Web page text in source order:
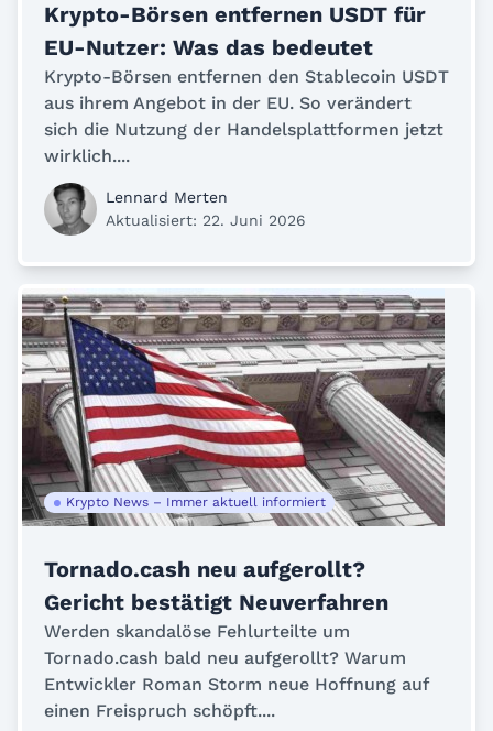
Krypto-Börsen entfernen USDT für
EU-Nutzer: Was das bedeutet
Krypto-Börsen entfernen den Stablecoin USDT
aus ihrem Angebot in der EU. So verändert
sich die Nutzung der Handelsplattformen jetzt
wirklich....
Lennard Merten
Aktualisiert: 22. Juni 2026
Krypto News – Immer aktuell informiert
Tornado.cash neu aufgerollt?
Gericht bestätigt Neuverfahren
Werden skandalöse Fehlurteilte um
Tornado.cash bald neu aufgerollt? Warum
Entwickler Roman Storm neue Hoffnung auf
einen Freispruch schöpft....